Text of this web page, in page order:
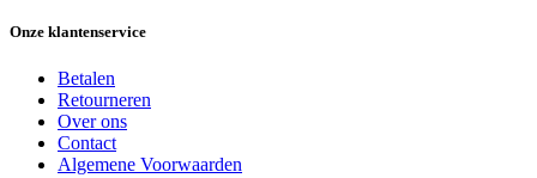
Onze klantenservice
Betalen
Retourneren
Over ons
Contact
Algemene Voorwaarden